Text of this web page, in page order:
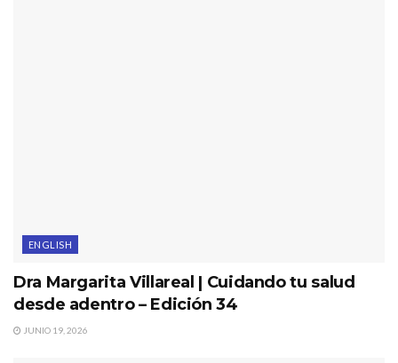
ENGLISH
Dra Margarita Villareal | Cuidando tu salud
desde adentro – Edición 34
JUNIO 19, 2026